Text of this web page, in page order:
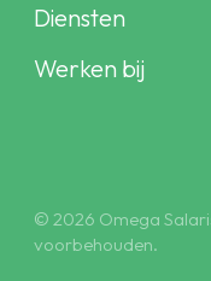
Diensten
Werken bij
© 2026 Omega
voorbehouden.